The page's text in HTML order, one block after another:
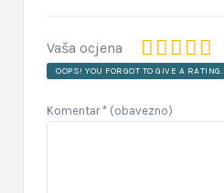
Vaša ocjena
OOPS! YOU FORGOT TO GIVE A RATING.
Komentar* (obavezno)